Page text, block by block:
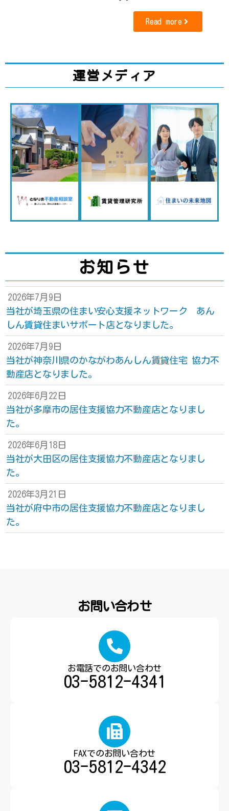
Read more
運営メディア
お知らせ
2026年7月9日
当社が埼玉県の住まい安心支援ネットワーク あん
しん賃貸住まいサポート店となりました。
2026年7月9日
当社が神奈川県のかながわあんしん賃貸住宅 協力不
動産店となりました。
2026年6月22日
当社が多摩市の居住支援協力不動産店となりまし
た。
2026年6月18日
当社が大田区の居住支援協力不動産店となりまし
た。
2026年3月21日
当社が府中市の居住支援協力不動産店となりまし
た。
お問い合わせ
お電話でのお問い合わせ
03-5812-4341
FAXでのお問い合わせ
03-5812-4342